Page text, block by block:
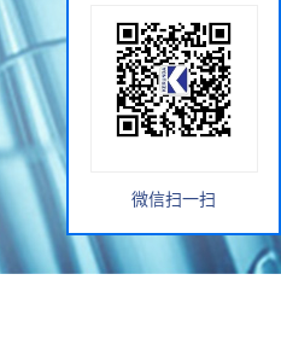
微信扫一扫